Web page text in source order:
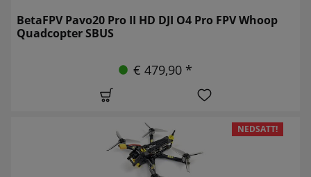
BetaFPV Pavo20 Pro II HD DJI O4 Pro FPV Whoop
Quadcopter SBUS
€ 479,90 *
NEDSATT!